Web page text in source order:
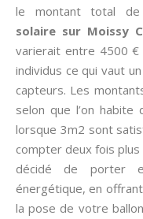
le montant total de
solaire sur Moissy
varierait entre 4500
individus ce qui vaut
capteurs. Les
selon que l’on habite
lorsque 3m2 sont
compter deux fois plus
décidé de porter
énergétique, en
la pose de votre